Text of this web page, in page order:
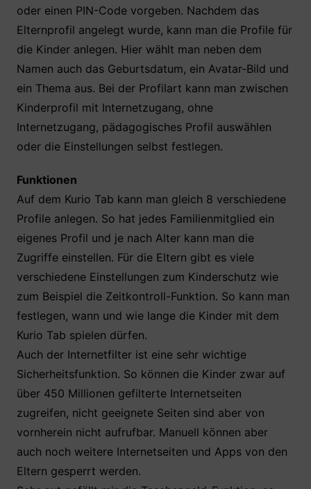
oder einen PIN-Code vorgeben. Nachdem das
Elternprofil angelegt wurde, kann man die Profile für
die Kinder anlegen. Hier wählt man neben dem
Namen auch das Geburtsdatum, ein Avatar-Bild und
ein Thema aus. Bei der Profilart kann man zwischen
Kinderprofil mit Internetzugang, ohne
Internetzugang, pädagogisches Profil auswählen
oder die Einstellungen selbst festlegen.
Funktionen
Auf dem Kurio Tab kann man gleich 8 verschiedene
Profile anlegen. So hat jedes Familienmitglied ein
eigenes Profil und je nach Alter kann man die
Zugriffe einstellen. Für die Eltern gibt es viele
verschiedene Einstellungen zum Kinderschutz wie
zum Beispiel die Zeitkontroll-Funktion. So kann man
festlegen, wann und wie lange die Kinder mit dem
Kurio Tab spielen dürfen.
Auch der Internetfilter ist eine sehr wichtige
Sicherheitsfunktion. So können die Kinder zwar auf
über 450 Millionen gefilterte Internetseiten
zugreifen, nicht geeignete Seiten sind aber von
vornherein nicht aufrufbar. Manuell können aber
auch noch weitere Internetseiten und Apps von den
Eltern gesperrt werden.